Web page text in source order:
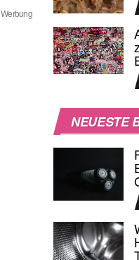
Werbung
NEUESTE